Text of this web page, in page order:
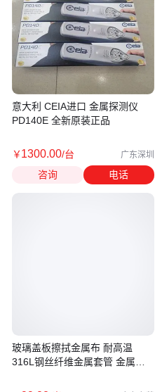
意大利 CEIA进口 金属探测仪
PD140E 全新原装正品
￥1300.00/台 广东深圳
咨询 电话
玻璃盖板擦拭金属布 耐高温
316L钢丝纤维金属套管 金属超